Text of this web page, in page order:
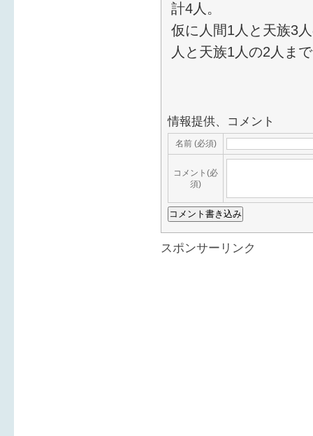
計4人。
仮に人間1人と天族3
人と天族1人の2人ま
情報提供、コメント
名前 (必須)
コメント(必
須)
スポンサーリンク